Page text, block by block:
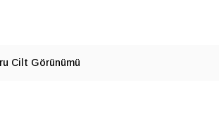
Cilt Görünümü